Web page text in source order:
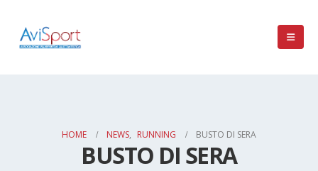
HOME NEWS, RUNNING BUSTO DI SERA
BUSTO DI SERA